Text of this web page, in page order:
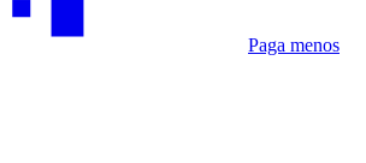
Paga menos